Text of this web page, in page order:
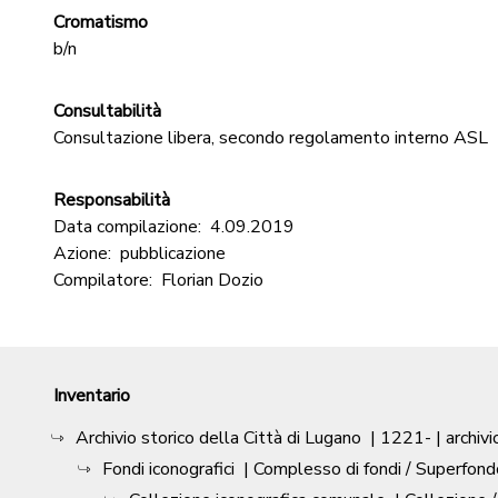
Cromatismo
b/n
Consultabilità
Consultazione libera, secondo regolamento interno ASL
Responsabilità
Data compilazione: 4.09.2019
Azione: pubblicazione
Compilatore: Florian Dozio
Inventario
Archivio storico della Città di Lugano | 1221- |
Fondi iconografici | Complesso di fondi /